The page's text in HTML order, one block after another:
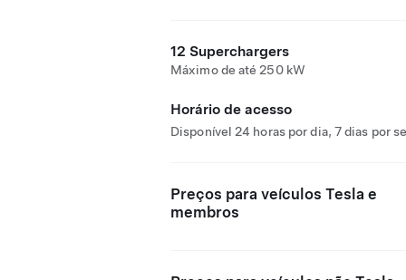
12 Superchargers
Máximo de até 250 kW
Horário de acesso
Disponível 24 horas por dia, 7 dias por
Preços para veículos Tesla e
membros